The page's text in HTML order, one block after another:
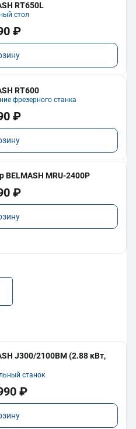
RT650L
стол
₽
RT600
фрезерного станка
₽
BELMASH MRU-2400P
₽
J300/2100ВМ (2.88 кВт,
станок
₽